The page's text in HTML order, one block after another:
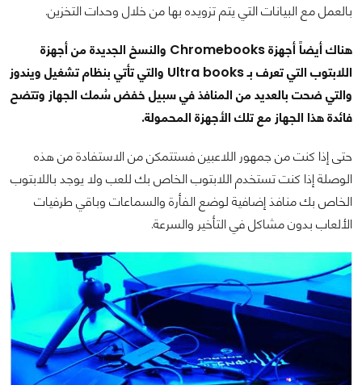
بالعمل مع البيانات التي يتم تزويده بها من خلال وحدات التخزين.
هناك أيضاً أجهزة Chromebooks والنسخ الجديدة من أجهزة
اللابتوب التي تعرف بـ Ultra books والتي تأتي بنظام تشغيل ويندوز
والتي ضحت بالعديد من المنافذ في سبيل خفض سُمك الجهاز وتتضح
فائدة هذا الجهاز مع تلك الأجهزة المحمولة.
حتى إذا كنت من جمهور اللاعبين فستتمكن من الاستفادة من هذه
الوصلة إذا كنت تستخدم اللابتوب الخاص بك للعب ولا يوجد باللابتوب
الخاص بك منافذ إضافية لوضع الفأرة والسماعات وباقي طرفيات
الألعاب بدون مشاكل في التأخير والسرعة.